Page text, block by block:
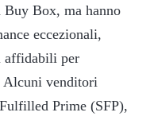
Buy Box, ma hanno
eccezionali,
affidabili per
Alcuni venditori
Prime (SFP),